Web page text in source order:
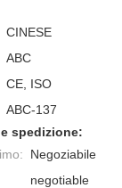
CINESE
ABC
CE, ISO
ABC-137
spedizione:
Negoziabile
negotiable